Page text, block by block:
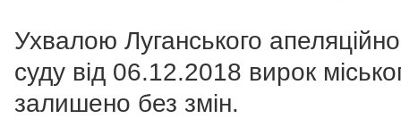
Ухвалою Луганського
суду від 06.12.2018 вирок
залишено без змін.